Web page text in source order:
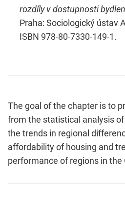
rozdíly v dostupnosti
Praha: Sociologický ústav
ISBN 978-80-7330-149-1.
The goal of the chapter is to
from the statistical analysis
the trends in regional
affordability of housing and
performance of regions in the